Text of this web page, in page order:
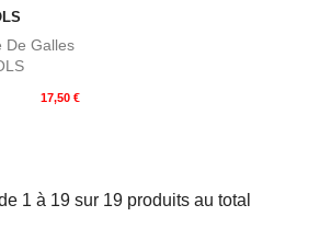
De Galles
17,50 €
1 à 19 sur 19 produits au total